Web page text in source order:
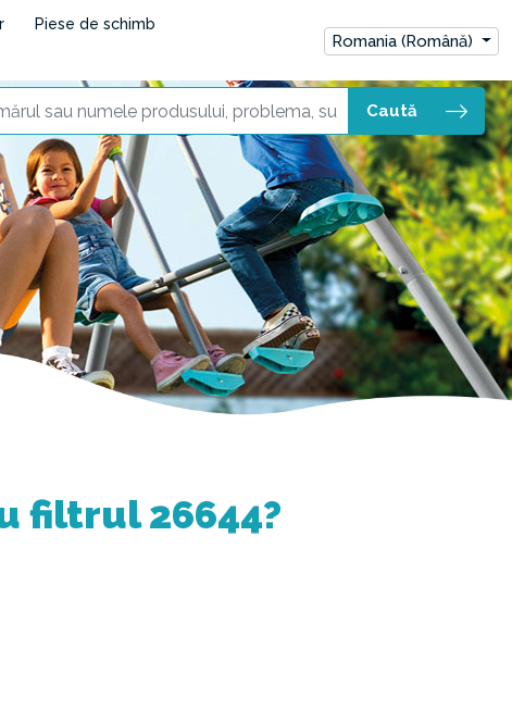
Piese de schimb
Romania (Română)
Caută
filtrul 26644?